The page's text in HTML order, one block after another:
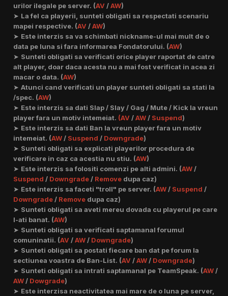
urilor ilegale pe server. (AV/AW)
➤ La fel ca playerii, sunteti obligati sa respectati scenariu
mapei respective. (AV/AW)
➤ Este interzis sa va schimbati nickname-ul mai mult de o
data pe luna si fara informarea Fondatorului. (AW)
➤ Sunteti obligati sa verificati orice player raportat de catre
alt player, doar daca acesta nu a mai fost verificat in acea zi
macar o data. (AW)
➤ Atunci cand verificati un player sunteti obligati sa stati la
/spec. (AW)
➤ Este interzis sa dati Slap / Slay / Gag / Mute / Kick la vreun
player fara un motiv intemeiat. (AV/AW/ Suspend)
➤ Este interzis sa dati Ban la vreun player fara un motiv
intemeiat. (AW/ Suspend / Downgrade)
➤ Sunteti obligati sa explicati playerilor procedura de
verificare in caz ca acestia nu stiu. (AW)
➤ Este interzis sa folositi comenzi pe alti admini. (AW/
Suspend / Downgrade/ Remove dupa caz)
➤ Este interzis sa faceti "troll" pe server. (AW/ Suspend /
Downgrade/ Remove dupa caz)
➤ Sunteti obligati sa aveti mereu dovada cu playerul pe care
l-ati banat. (AW)
➤ Sunteti obligati sa verificati saptamanal forumul
comuninatii. (AV/AW/ Downgrade)
➤ Sunteti obligati sa postati fiecare ban dat pe forum la
sectiunea voastra de Ban-List. (AV/AW/ Downgrade)
➤ Sunteti obligati sa intrati saptamanal pe TeamSpeak. (AW/
AW/ Dowgrade)
➤ Este interzisa neactivitatea mai mare de o luna pe server,